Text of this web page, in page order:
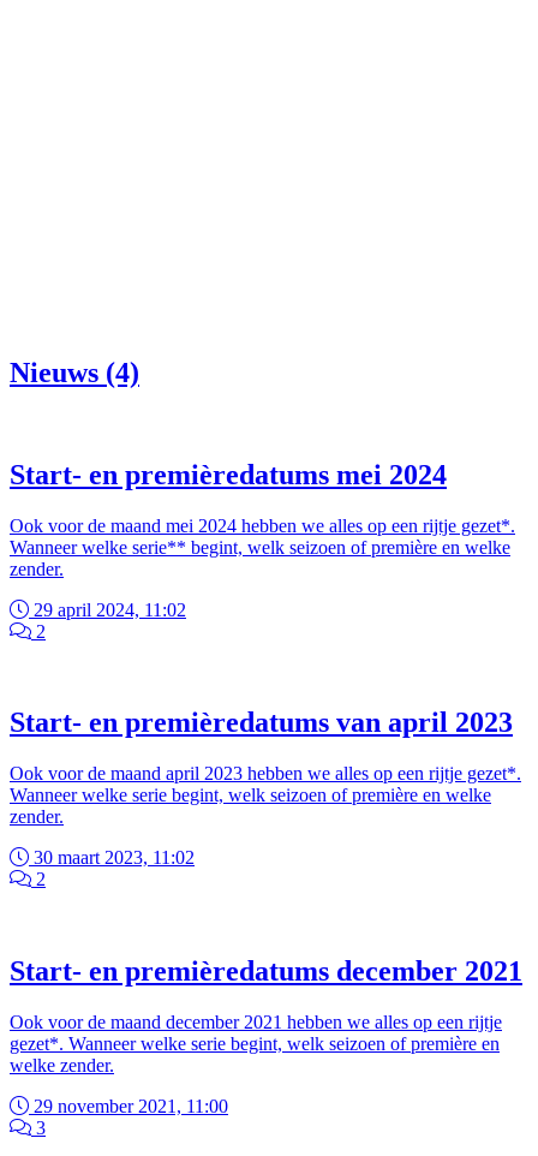
Nieuws (4)
Start- en premièredatums mei 2024
Ook voor de maand mei 2024 hebben we alles op een rijtje gezet*.
Wanneer welke serie** begint, welk seizoen of première en welke
zender.
29 april 2024, 11:02
2
Start- en premièredatums van april 2023
Ook voor de maand april 2023 hebben we alles op een rijtje gezet*.
Wanneer welke serie begint, welk seizoen of première en welke
zender.
30 maart 2023, 11:02
2
Start- en premièredatums december 2021
Ook voor de maand december 2021 hebben we alles op een rijtje
gezet*. Wanneer welke serie begint, welk seizoen of première en
welke zender.
29 november 2021, 11:00
3